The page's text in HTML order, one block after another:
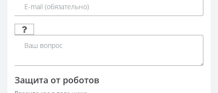
Защита от роботов